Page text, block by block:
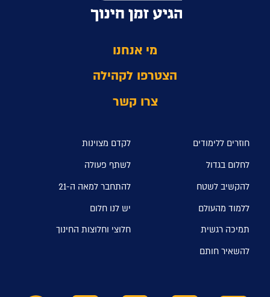
מי אנחנו
הצטרפו לקהילה
צרו קשר
חוזרים ללימודים
לקדם מצוינות
לחלום בגדול
לשתף פעולה
להקשיב לשטח
להתחבר למאה ה-21
ללמוד מהעולם
יש לנו חלום
תמיכה רגשית
חלוצי וחלוצות החינוך
להשאיר חותם